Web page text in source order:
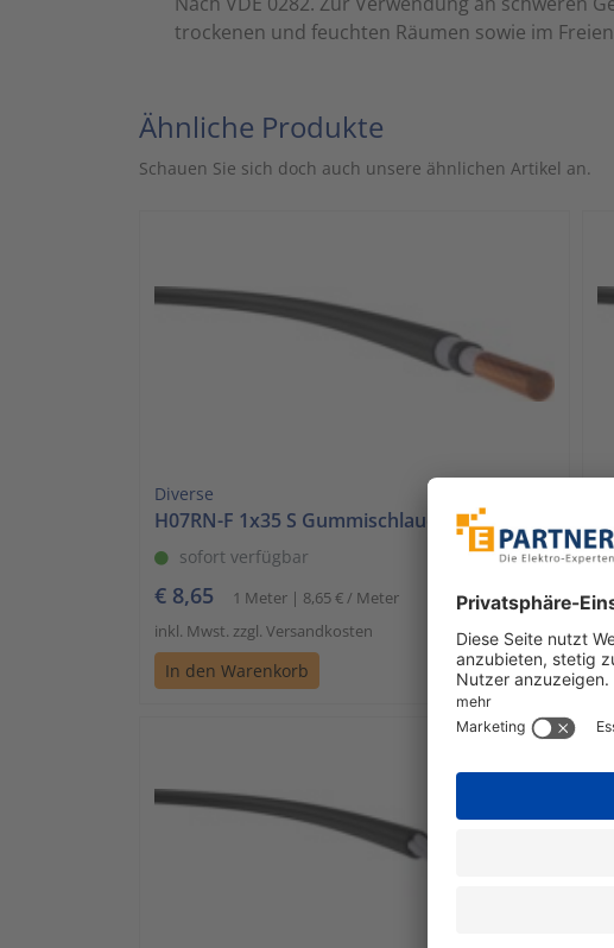
trockenen und feuchten Räumen sowie im
Ähnliche Produkte
Schauen Sie sich doch auch unsere ähnlichen Artikel an.
Diverse
H07RN-F 1x35 S Gummischlauchleitung
sofort verfügbar
€ 8,65
1 Meter | 8,65 € / Meter
inkl. Mwst. zzgl. Versandkosten
In den Warenkorb